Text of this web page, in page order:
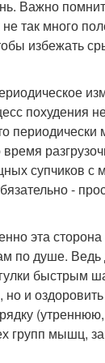
Важно
так много
избежать
похудения
периодически
супчиков с
-
эта
по душе. Ведь
быстрым
и
групп мышц,